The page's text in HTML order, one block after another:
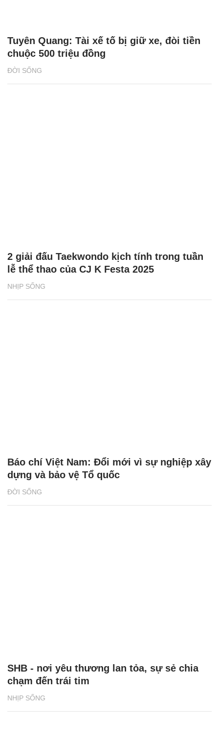
ĐỜI SỐNG
Tuyên Quang: Tài xế tố bị giữ xe, đòi tiền
chuộc 500 triệu đồng
NHỊP SỐNG
2 giải đấu Taekwondo kịch tính trong tuần
lễ thể thao của CJ K Festa 2025
ĐỜI SỐNG
Báo chí Việt Nam: Đổi mới vì sự nghiệp xây
dựng và bảo vệ Tổ quốc
NHỊP SỐNG
SHB - nơi yêu thương lan tỏa, sự sẻ chia
chạm đến trái tim